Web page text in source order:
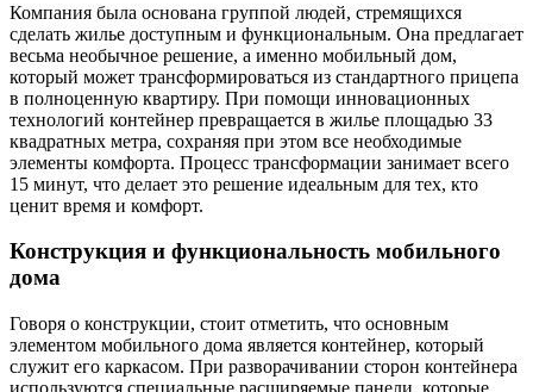
Компания была основана группой людей, стремящихся
сделать жилье доступным и функциональным. Она предлагает
весьма необычное решение, а именно мобильный дом,
который может трансформироваться из стандартного прицепа
в полноценную квартиру. При помощи инновационных
технологий контейнер превращается в жилье площадью 33
квадратных метра, сохраняя при этом все необходимые
элементы комфорта. Процесс трансформации занимает всего
15 минут, что делает это решение идеальным для тех, кто
ценит время и комфорт.
Конструкция и функциональность мобильного
дома
Говоря о конструкции, стоит отметить, что основным
элементом мобильного дома является контейнер, который
служит его каркасом. При разворачивании сторон контейнера